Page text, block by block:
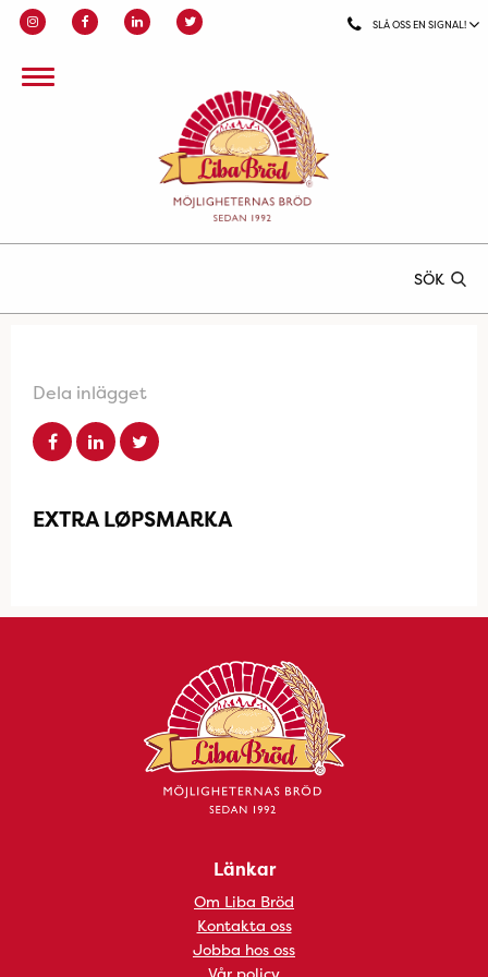
SLÅ OSS EN SIGNAL!
SÖK
Dela inlägget
EXTRA LØPSMARKA
Länkar
Om Liba Bröd
Kontakta oss
Jobba hos oss